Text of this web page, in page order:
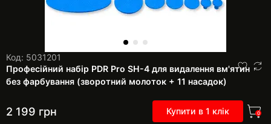
Код: 5031201
Професійний набір PDR Pro SH-4 для видалення вм'ятин
без фарбування (зворотний молоток + 11 насадок)
2 199 грн Купити в 1 клік 0